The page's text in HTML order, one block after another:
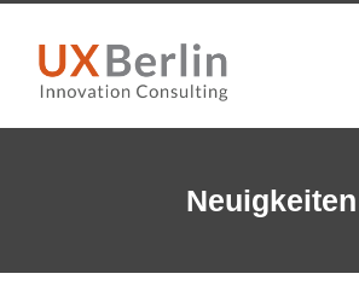
Neuigkeiten